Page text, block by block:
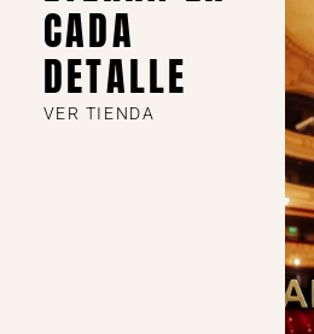
CADA
DETALLE
VER TIENDA